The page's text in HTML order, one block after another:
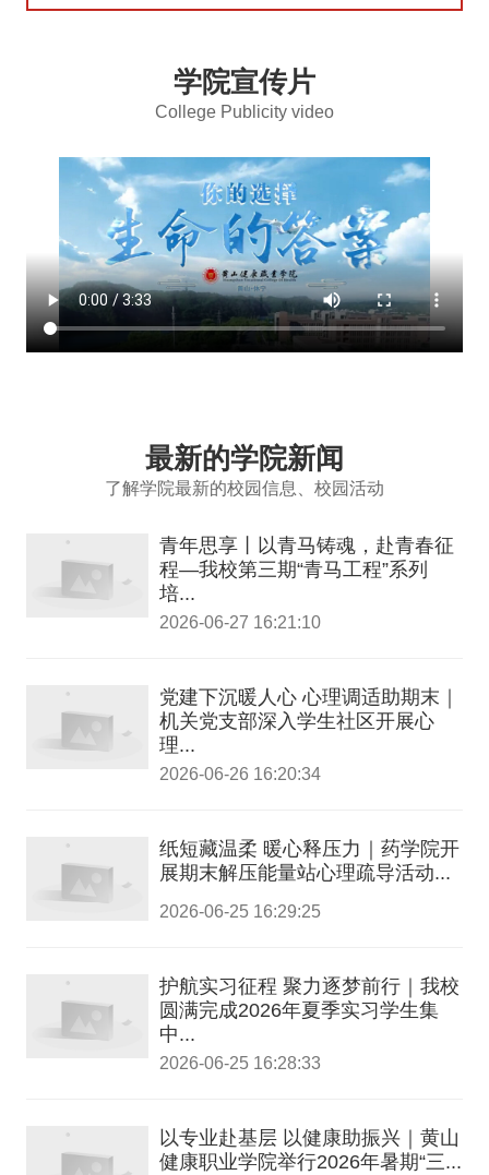
学院宣传片
College Publicity video
最新的学院新闻
了解学院最新的校园信息、校园活动
青年思享丨以青马铸魂，赴青春征
程—我校第三期“青马工程”系列
培...
2026-06-27 16:21:10
党建下沉暖人心 心理调适助期末｜
机关党支部深入学生社区开展心
理...
2026-06-26 16:20:34
纸短藏温柔 暖心释压力｜药学院开
展期末解压能量站心理疏导活动...
2026-06-25 16:29:25
护航实习征程 聚力逐梦前行｜我校
圆满完成2026年夏季实习学生集
中...
2026-06-25 16:28:33
以专业赴基层 以健康助振兴｜黄山
健康职业学院举行2026年暑期“三...